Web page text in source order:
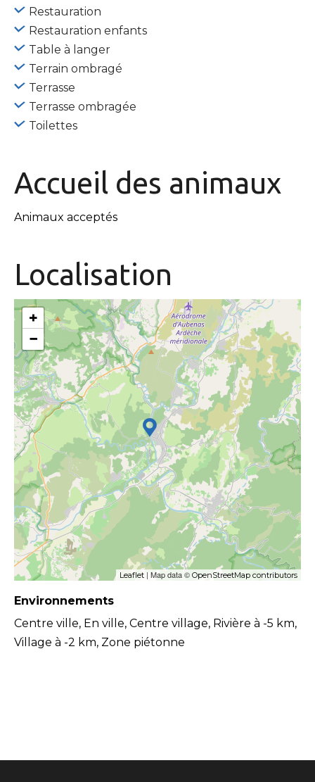
Restauration
Restauration enfants
Table à langer
Terrain ombragé
Terrasse
Terrasse ombragée
Toilettes
Accueil des animaux
Animaux acceptés
Localisation
+
−
Leaflet | Map data © OpenStreetMap contributors
Environnements
Centre ville, En ville, Centre village, Rivière à -5 km,
Village à -2 km, Zone piétonne